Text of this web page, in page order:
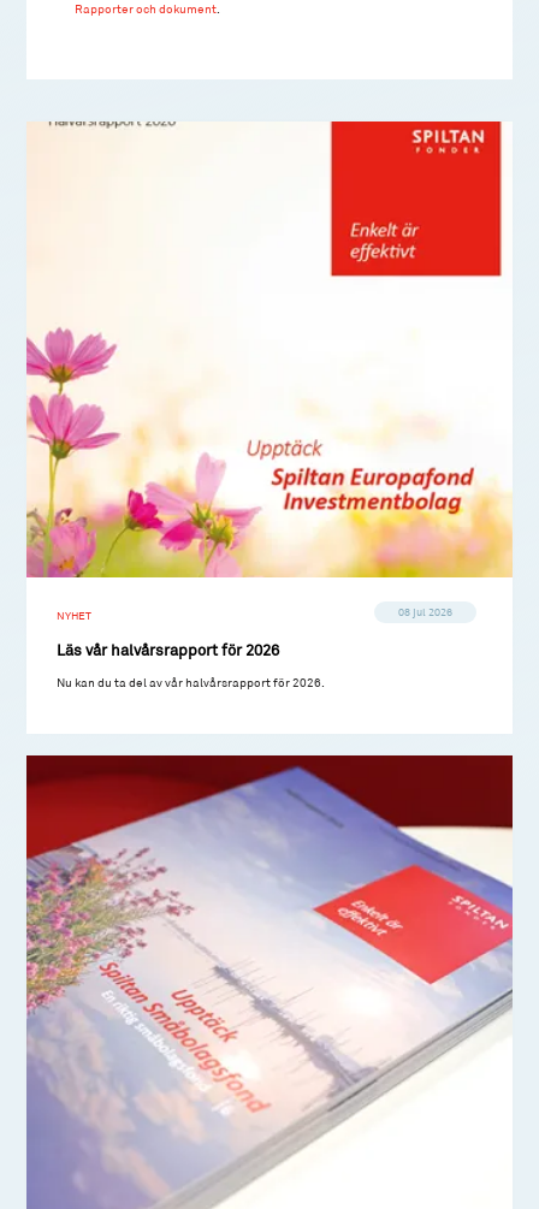
Rapporter och dokument
NYHET 08 jul 2026
Läs vår halvårsrapport för 2026
Nu kan du ta del av vår halvårsrapport för 2026.